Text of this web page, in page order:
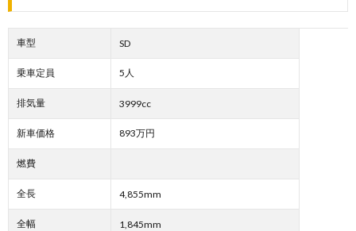
車型 SD
乗車定員 5人
排気量 3999cc
新車価格 893万円
燃費
全長 4,855mm
全幅 1,845mm